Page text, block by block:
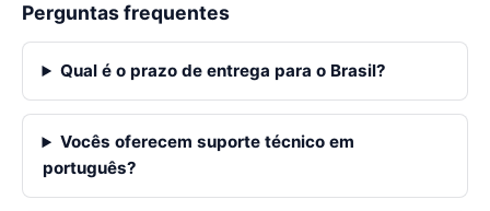
Perguntas frequentes
Qual é o prazo de entrega para o Brasil?
Vocês oferecem suporte técnico em
português?